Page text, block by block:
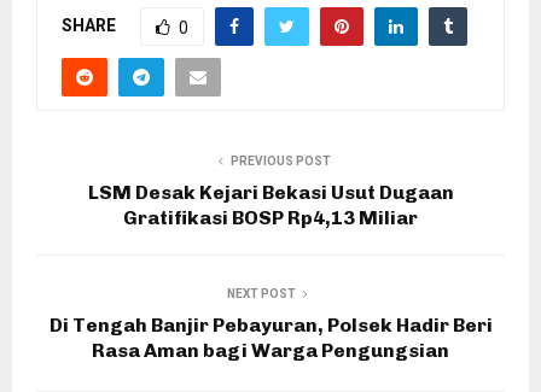
SHARE 0
PREVIOUS POST
LSM Desak Kejari Bekasi Usut Dugaan
Gratifikasi BOSP Rp4,13 Miliar
NEXT POST
Di Tengah Banjir Pebayuran, Polsek Hadir Beri
Rasa Aman bagi Warga Pengungsian